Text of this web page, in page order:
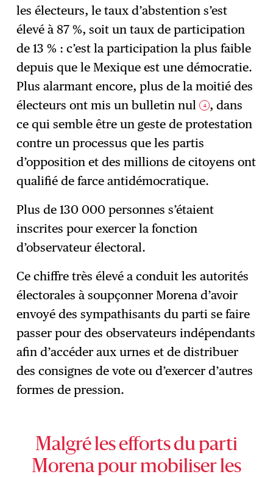
les électeurs, le taux d’abstention s’est
élevé à 87 %, soit un taux de participation
de 13 % : c’est la participation la plus faible
depuis que le Mexique est une démocratie.
Plus alarmant encore, plus de la moitié des
électeurs ont mis un bulletin nul 4 , dans
ce qui semble être un geste de protestation
contre un processus que les partis
d’opposition et des millions de citoyens ont
qualifié de farce antidémocratique.
Plus de 130 000 personnes s’étaient
inscrites pour exercer la fonction
d’observateur électoral.
Ce chiffre très élevé a conduit les autorités
électorales à soupçonner Morena d’avoir
envoyé des sympathisants du parti se faire
passer pour des observateurs indépendants
afin d’accéder aux urnes et de distribuer
des consignes de vote ou d’exercer d’autres
formes de pression.
Malgré les efforts du parti
Morena pour mobiliser les